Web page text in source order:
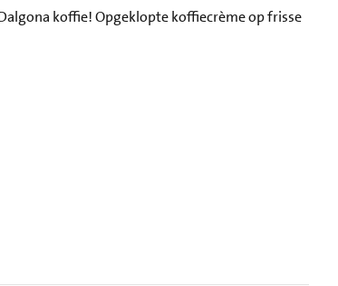
koffie! Opgeklopte koffiecrème op frisse